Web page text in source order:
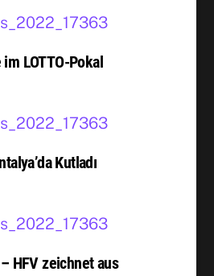
LOTTO-Pokal
Kutladı
HFV zeichnet aus